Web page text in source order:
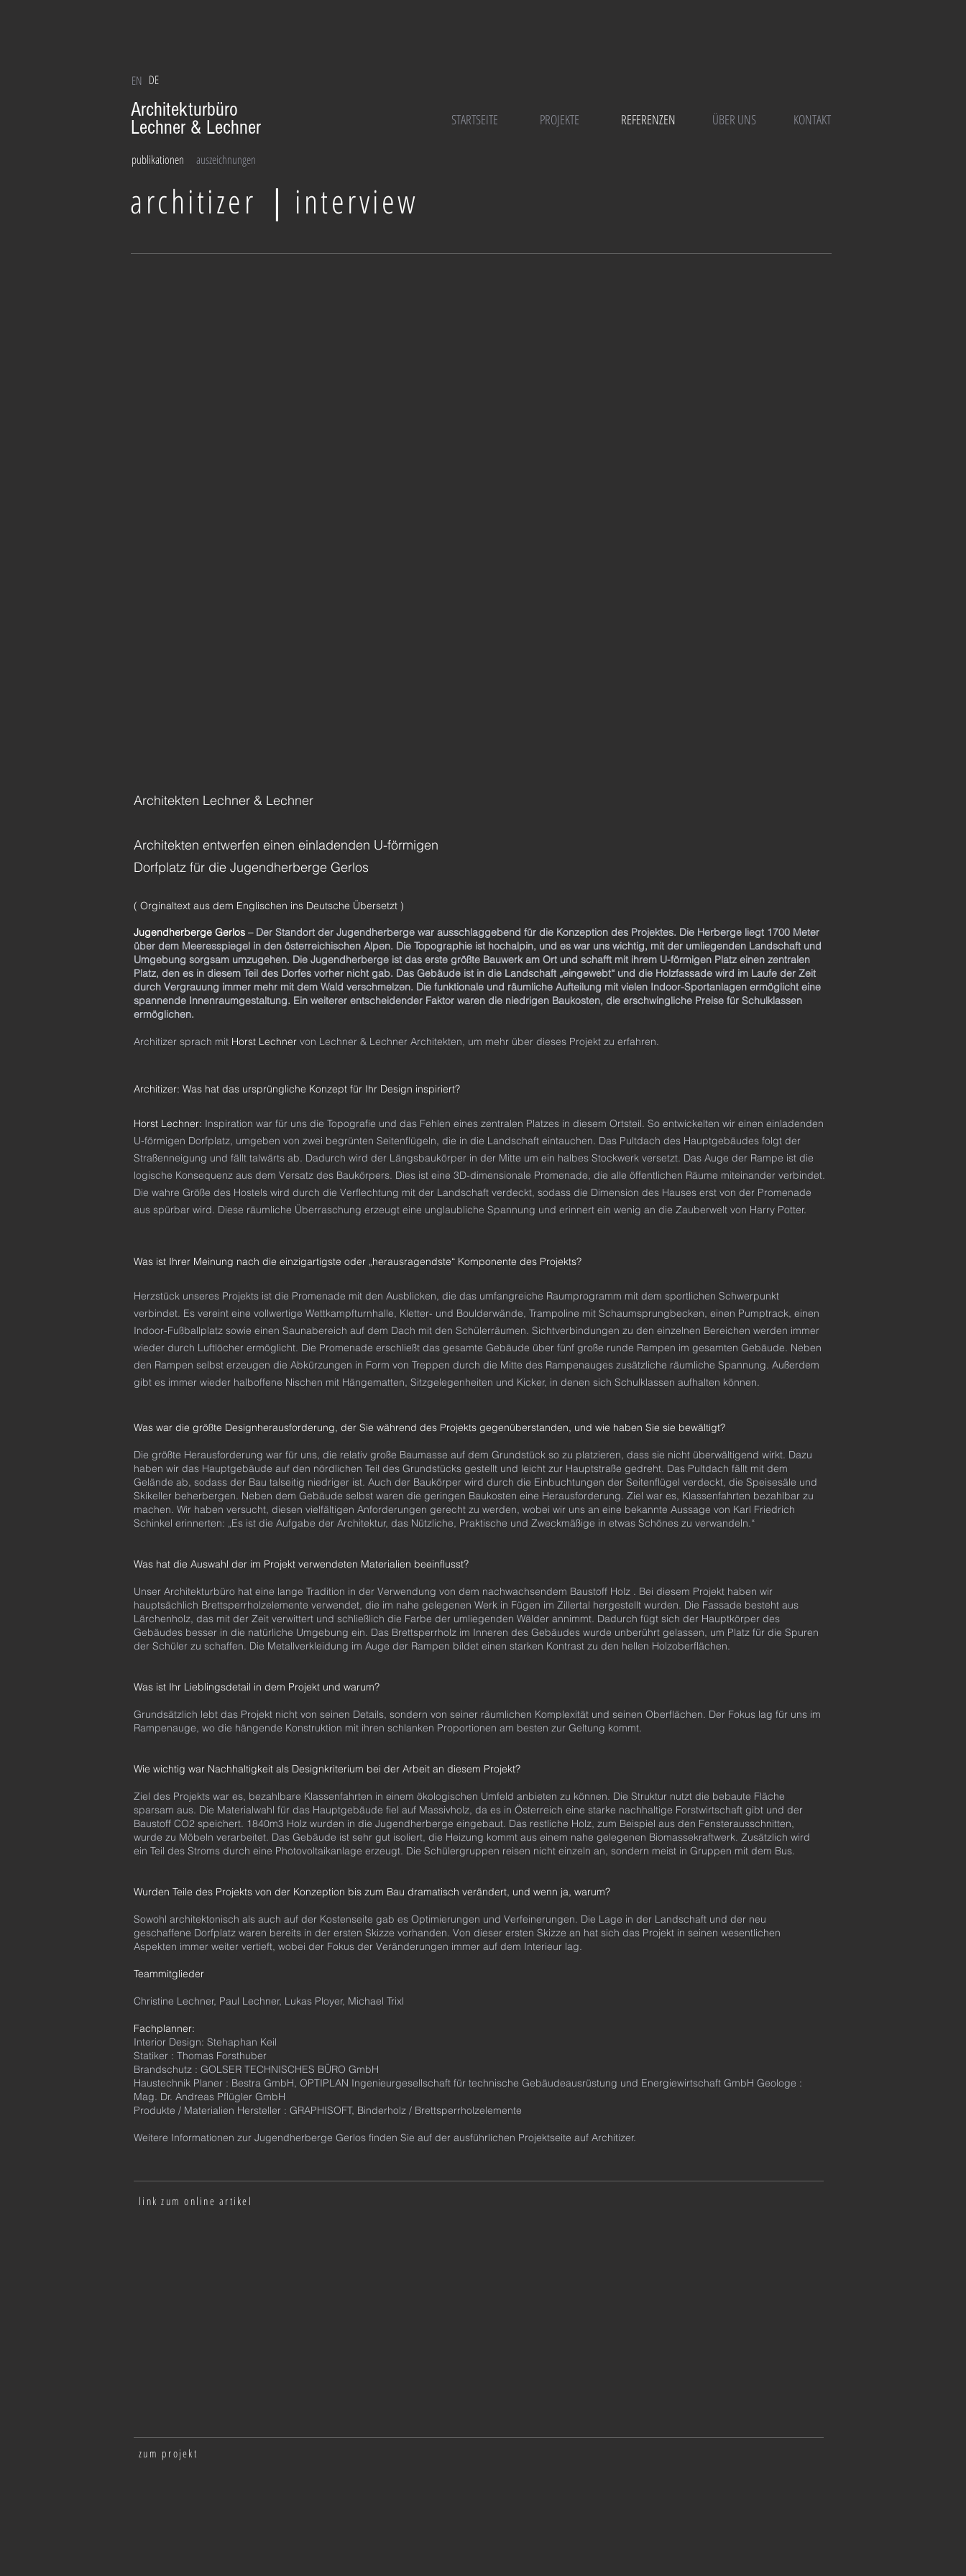
EN DE
Architekturbüro
Lechner & Lechner
STARTSEITE PROJEKTE REFERENZEN ÜBER UNS KONTAKT
publikationen auszeichnungen
architizer | interview
Architekten Lechner & Lechner
Architekten entwerfen einen einladenden U-förmigen
Dorfplatz für die Jugendherberge Gerlos
( Orginaltext aus dem Englischen ins Deutsche Übersetzt )
Jugendherberge Gerlos – Der Standort der Jugendherberge war ausschlaggebend für die Konzeption des Projektes. Die Herberge liegt 1700 Meter
über dem Meeresspiegel in den österreichischen Alpen. Die Topographie ist hochalpin, und es war uns wichtig, mit der umliegenden Landschaft und
Umgebung sorgsam umzugehen. Die Jugendherberge ist das erste größte Bauwerk am Ort und schafft mit ihrem U-förmigen Platz einen zentralen
Platz, den es in diesem Teil des Dorfes vorher nicht gab. Das Gebäude ist in die Landschaft „eingewebt“ und die Holzfassade wird im Laufe der Zeit
durch Vergrauung immer mehr mit dem Wald verschmelzen. Die funktionale und räumliche Aufteilung mit vielen Indoor-Sportanlagen ermöglicht eine
spannende Innenraumgestaltung. Ein weiterer entscheidender Faktor waren die niedrigen Baukosten, die erschwingliche Preise für Schulklassen
ermöglichen.
Architizer sprach mit Horst Lechner von Lechner & Lechner Architekten, um mehr über dieses Projekt zu erfahren.
Architizer: Was hat das ursprüngliche Konzept für Ihr Design inspiriert?
Horst Lechner: Inspiration war für uns die Topografie und das Fehlen eines zentralen Platzes in diesem Ortsteil. So entwickelten wir einen einladenden
U-förmigen Dorfplatz, umgeben von zwei begrünten Seitenflügeln, die in die Landschaft eintauchen. Das Pultdach des Hauptgebäudes folgt der
Straßenneigung und fällt talwärts ab. Dadurch wird der Längsbaukörper in der Mitte um ein halbes Stockwerk versetzt. Das Auge der Rampe ist die
logische Konsequenz aus dem Versatz des Baukörpers. Dies ist eine 3D-dimensionale Promenade, die alle öffentlichen Räume miteinander verbindet.
Die wahre Größe des Hostels wird durch die Verflechtung mit der Landschaft verdeckt, sodass die Dimension des Hauses erst von der Promenade
aus spürbar wird. Diese räumliche Überraschung erzeugt eine unglaubliche Spannung und erinnert ein wenig an die Zauberwelt von Harry Potter.
Was ist Ihrer Meinung nach die einzigartigste oder „herausragendste“ Komponente des Projekts?
Herzstück unseres Projekts ist die Promenade mit den Ausblicken, die das umfangreiche Raumprogramm mit dem sportlichen Schwerpunkt
verbindet. Es vereint eine vollwertige Wettkampfturnhalle, Kletter- und Boulderwände, Trampoline mit Schaumsprungbecken, einen Pumptrack, einen
Indoor-Fußballplatz sowie einen Saunabereich auf dem Dach mit den Schülerräumen. Sichtverbindungen zu den einzelnen Bereichen werden immer
wieder durch Luftlöcher ermöglicht. Die Promenade erschließt das gesamte Gebäude über fünf große runde Rampen im gesamten Gebäude. Neben
den Rampen selbst erzeugen die Abkürzungen in Form von Treppen durch die Mitte des Rampenauges zusätzliche räumliche Spannung. Außerdem
gibt es immer wieder halboffene Nischen mit Hängematten, Sitzgelegenheiten und Kicker, in denen sich Schulklassen aufhalten können.
Was war die größte Designherausforderung, der Sie während des Projekts gegenüberstanden, und wie haben Sie sie bewältigt?
Die größte Herausforderung war für uns, die relativ große Baumasse auf dem Grundstück so zu platzieren, dass sie nicht überwältigend wirkt. Dazu
haben wir das Hauptgebäude auf den nördlichen Teil des Grundstücks gestellt und leicht zur Hauptstraße gedreht. Das Pultdach fällt mit dem
Gelände ab, sodass der Bau talseitig niedriger ist. Auch der Baukörper wird durch die Einbuchtungen der Seitenflügel verdeckt, die Speisesäle und
Skikeller beherbergen. Neben dem Gebäude selbst waren die geringen Baukosten eine Herausforderung. Ziel war es, Klassenfahrten bezahlbar zu
machen. Wir haben versucht, diesen vielfältigen Anforderungen gerecht zu werden, wobei wir uns an eine bekannte Aussage von Karl Friedrich
Schinkel erinnerten: „Es ist die Aufgabe der Architektur, das Nützliche, Praktische und Zweckmäßige in etwas Schönes zu verwandeln.“
Was hat die Auswahl der im Projekt verwendeten Materialien beeinflusst?
Unser Architekturbüro hat eine lange Tradition in der Verwendung von dem nachwachsendem Baustoff Holz . Bei diesem Projekt haben wir
hauptsächlich Brettsperrholzelemente verwendet, die im nahe gelegenen Werk in Fügen im Zillertal hergestellt wurden. Die Fassade besteht aus
Lärchenholz, das mit der Zeit verwittert und schließlich die Farbe der umliegenden Wälder annimmt. Dadurch fügt sich der Hauptkörper des
Gebäudes besser in die natürliche Umgebung ein. Das Brettsperrholz im Inneren des Gebäudes wurde unberührt gelassen, um Platz für die Spuren
der Schüler zu schaffen. Die Metallverkleidung im Auge der Rampen bildet einen starken Kontrast zu den hellen Holzoberflächen.
Was ist Ihr Lieblingsdetail in dem Projekt und warum?
Grundsätzlich lebt das Projekt nicht von seinen Details, sondern von seiner räumlichen Komplexität und seinen Oberflächen. Der Fokus lag für uns im
Rampenauge, wo die hängende Konstruktion mit ihren schlanken Proportionen am besten zur Geltung kommt.
Wie wichtig war Nachhaltigkeit als Designkriterium bei der Arbeit an diesem Projekt?
Ziel des Projekts war es, bezahlbare Klassenfahrten in einem ökologischen Umfeld anbieten zu können. Die Struktur nutzt die bebaute Fläche
sparsam aus. Die Materialwahl für das Hauptgebäude fiel auf Massivholz, da es in Österreich eine starke nachhaltige Forstwirtschaft gibt und der
Baustoff CO2 speichert. 1840m3 Holz wurden in die Jugendherberge eingebaut. Das restliche Holz, zum Beispiel aus den Fensterausschnitten,
wurde zu Möbeln verarbeitet. Das Gebäude ist sehr gut isoliert, die Heizung kommt aus einem nahe gelegenen Biomassekraftwerk. Zusätzlich wird
ein Teil des Stroms durch eine Photovoltaikanlage erzeugt. Die Schülergruppen reisen nicht einzeln an, sondern meist in Gruppen mit dem Bus.
Wurden Teile des Projekts von der Konzeption bis zum Bau dramatisch verändert, und wenn ja, warum?
Sowohl architektonisch als auch auf der Kostenseite gab es Optimierungen und Verfeinerungen. Die Lage in der Landschaft und der neu
geschaffene Dorfplatz waren bereits in der ersten Skizze vorhanden. Von dieser ersten Skizze an hat sich das Projekt in seinen wesentlichen
Aspekten immer weiter vertieft, wobei der Fokus der Veränderungen immer auf dem Interieur lag.
Teammitglieder
Christine Lechner, Paul Lechner, Lukas Ployer, Michael Trixl
Fachplanner:
Interior Design: Stehaphan Keil
Statiker : Thomas Forsthuber
Brandschutz : GOLSER TECHNISCHES BÜRO GmbH
Haustechnik Planer : Bestra GmbH, OPTIPLAN Ingenieurgesellschaft für technische Gebäudeausrüstung und Energiewirtschaft GmbH Geologe :
Mag. Dr. Andreas Pflügler GmbH
Produkte / Materialien Hersteller : GRAPHISOFT, Binderholz / Brettsperrholzelemente
Weitere Informationen zur Jugendherberge Gerlos finden Sie auf der ausführlichen Projektseite auf Architizer.
link zum online artikel
zum projekt